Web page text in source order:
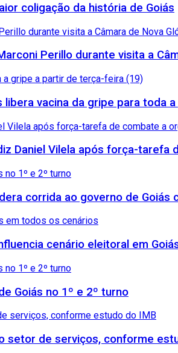
coligação da história de Goiás
Perillo durante visita a
vacina da gripe para toda
Daniel Vilela após força-
corrida ao governo de Goiás
cenário eleitoral em
Goiás no 1º e 2º turno
setor de serviços, conforme